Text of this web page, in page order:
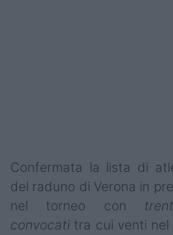
Confermata la lista di
del raduno di Verona in
nel torneo con
convocati tra cui venti